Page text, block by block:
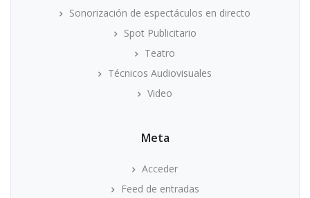
Sonorización de espectáculos en directo
Spot Publicitario
Teatro
Técnicos Audiovisuales
Video
Meta
Acceder
Feed de entradas